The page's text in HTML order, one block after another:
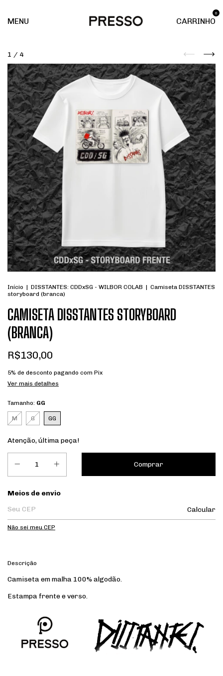
MENU CARRINHO
0
1 / 4
Início | DISSTANTES: CDDxSG - WILBOR COLAB | Camiseta DISSTANTES
storyboard (branca)
CAMISETA DISSTANTES STORYBOARD
(BRANCA)
R$130,00
5% de desconto pagando com Pix
Ver mais detalhes
Tamanho: GG
M G GG
Atenção, última peça!
Entregas para o CEP:
Meios de envio
Calcular
Não sei meu CEP
Descrição
Camiseta em malha 100% algodão.
Estampa frente e verso.